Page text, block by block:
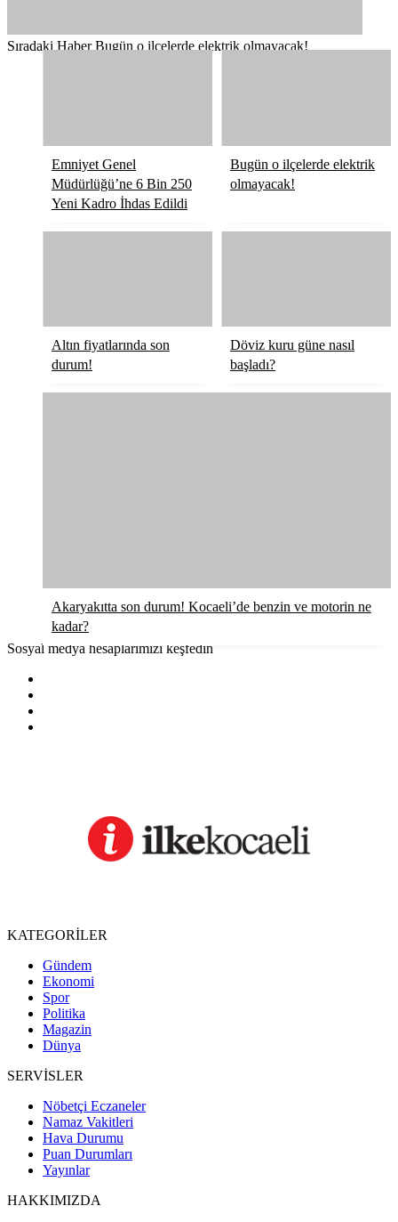
Sıradaki Haber Bugün o ilçelerde elektrik olmayacak!
Emniyet Genel
Müdürlüğü’ne 6 Bin 250
Yeni Kadro İhdas Edildi
Bugün o ilçelerde elektrik
olmayacak!
Altın fiyatlarında son
durum!
Döviz kuru güne nasıl
başladı?
Akaryakıtta son durum! Kocaeli’de benzin ve motorin ne
kadar?
Sosyal medya hesaplarımızı keşfedin
KATEGORİLER
Gündem
Ekonomi
Spor
Politika
Magazin
Dünya
SERVİSLER
Nöbetçi Eczaneler
Namaz Vakitleri
Hava Durumu
Puan Durumları
Yayınlar
HAKKIMIZDA